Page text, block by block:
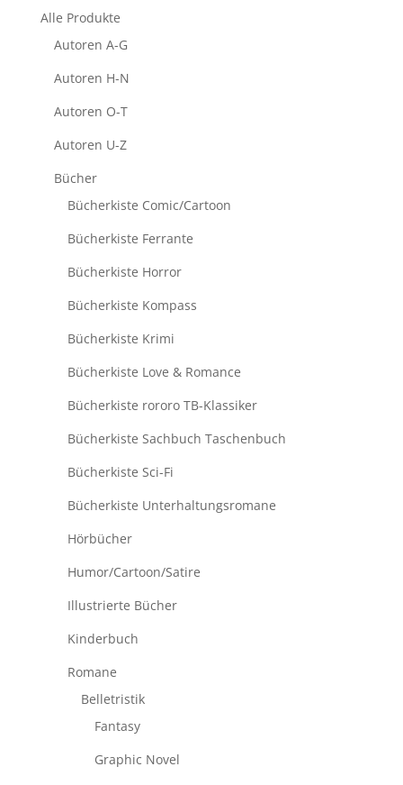
Alle Produkte
Autoren A-G
Autoren H-N
Autoren O-T
Autoren U-Z
Bücher
Bücherkiste Comic/Cartoon
Bücherkiste Ferrante
Bücherkiste Horror
Bücherkiste Kompass
Bücherkiste Krimi
Bücherkiste Love & Romance
Bücherkiste rororo TB-Klassiker
Bücherkiste Sachbuch Taschenbuch
Bücherkiste Sci-Fi
Bücherkiste Unterhaltungsromane
Hörbücher
Humor/Cartoon/Satire
Illustrierte Bücher
Kinderbuch
Romane
Belletristik
Fantasy
Graphic Novel